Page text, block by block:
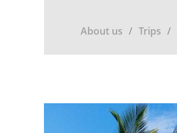
About us Trips